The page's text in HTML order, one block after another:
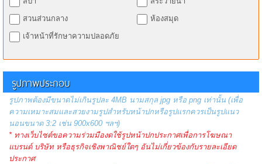
สวนส่วนกลาง
ห้องสมุด
เจ้าหน้าที่รักษาความปลอดภัย
รูปภาพประกอบ
รูปภาพต้องมีขนาดไม่เกินรูปละ 4MB นามสกุล jpg หรือ png เท่านั้น (เพื่อ
ความเหมาะสมและสวยงามรูปสำหรับหน้าปกหรือรูปแรกควรเป็นรูปแนว
นอนขนาด 3:2 เช่น 900x600 ฯลฯ)
* ทางเว็บไซต์ขอความร่วมมืองดใช้รูปหน้าปกประกาศเพื่อการโฆษณา
แบรนด์ บริษัท หรือธุรกิจเชิงพาณิชย์ใดๆ อันไม่เกี่ยวข้องกับรายละเอียด
ประกาศ